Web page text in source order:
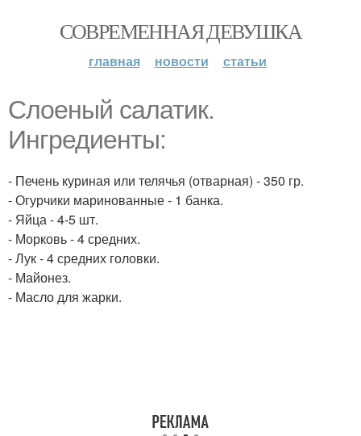
СОВРЕМЕННАЯ ДЕВУШКА
главная новости статьи
Слоеный салатик.
Ингредиенты:
- Печень куриная или телячья (отварная) - 350 гр.
- Огурчики маринованные - 1 банка.
- Яйца - 4-5 шт.
- Морковь - 4 средних.
- Лук - 4 средних головки.
- Майонез.
- Масло для жарки.